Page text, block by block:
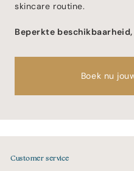
skincare routine.
Beperkte
Boek nu
Customer service